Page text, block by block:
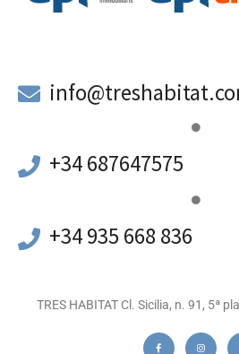
+34 687647575
+34 935 668 836
TRES HABITAT Cl. Sicilia, n. 91, 5ª